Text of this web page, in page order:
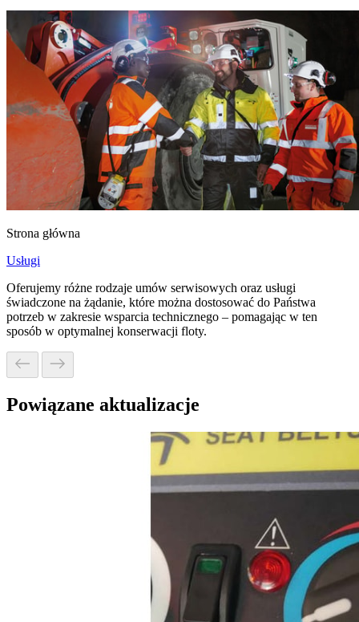
Strona główna
Usługi
Oferujemy różne rodzaje umów serwisowych oraz usługi
świadczone na żądanie, które można dostosować do Państwa
potrzeb w zakresie wsparcia technicznego – pomagając w ten
sposób w optymalnej konserwacji floty.
Powiązane aktualizacje